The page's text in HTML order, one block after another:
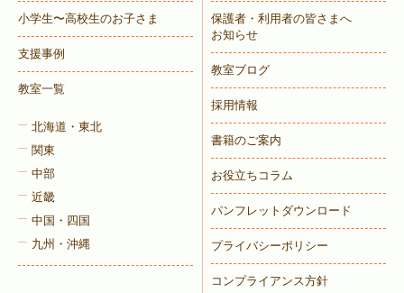
小学生〜高校生のお子さま
支援事例
教室一覧
北海道・東北
関東
中部
近畿
中国・四国
九州・沖縄
保護者・利用者の皆さまへ
お知らせ
教室ブログ
採用情報
書籍のご案内
お役立ちコラム
パンフレットダウンロード
プライバシーポリシー
コンプライアンス方針